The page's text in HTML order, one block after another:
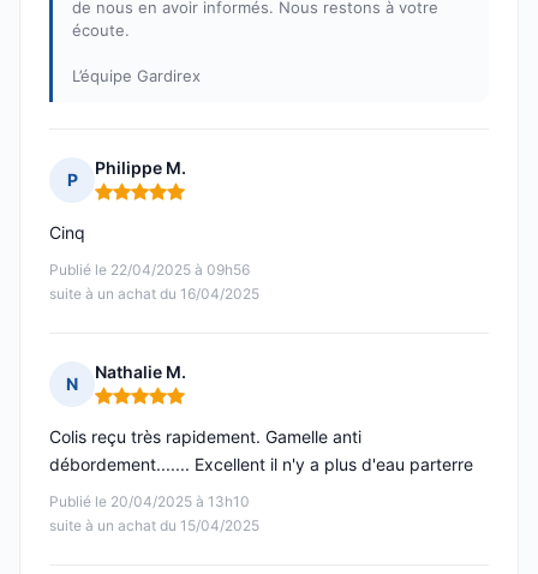
de nous en avoir informés. Nous restons à votre
écoute.
L’équipe Gardirex
P
Philippe M.
Note : 5 sur 5
Publié le 22/04/2025 à 09h56
suite à un achat du 16/04/2025
Cinq
N
Nathalie M.
Note : 5 sur 5
Publié le 20/04/2025 à 13h10
suite à un achat du 15/04/2025
Colis reçu très rapidement. Gamelle anti
débordement....... Excellent il n'y a plus d'eau parterre